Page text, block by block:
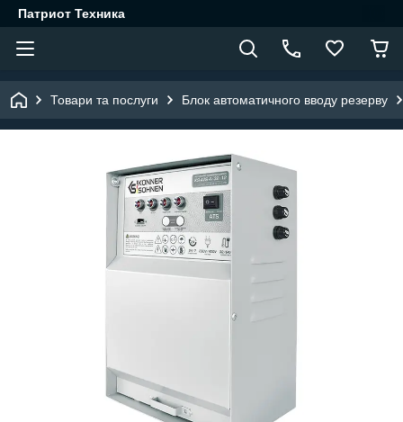
Патриот Техника
Товари та послуги Блок автоматичного вводу резерву